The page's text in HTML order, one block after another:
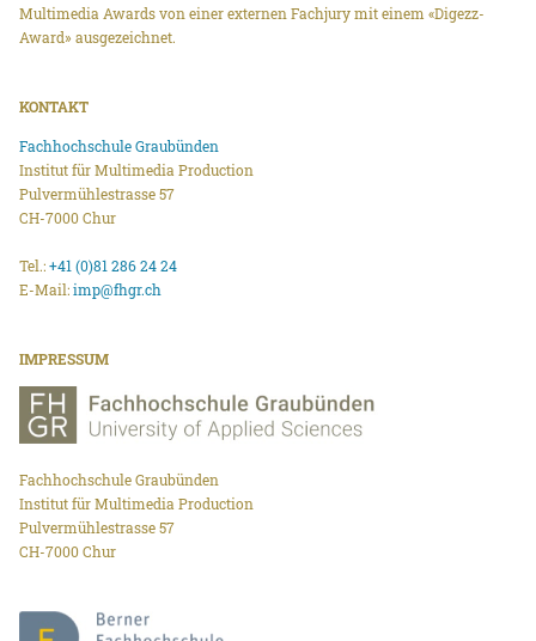
Multimedia Awards von einer externen Fachjury mit einem «Digezz-
Award» ausgezeichnet.
KONTAKT
Fachhochschule Graubünden
Institut für Multimedia Production
Pulvermühlestrasse 57
CH-7000 Chur
Tel.:+41 (0)81 286 24 24
E-Mail:imp@fhgr.ch
IMPRESSUM
Fachhochschule Graubünden
Institut für Multimedia Production
Pulvermühlestrasse 57
CH-7000 Chur